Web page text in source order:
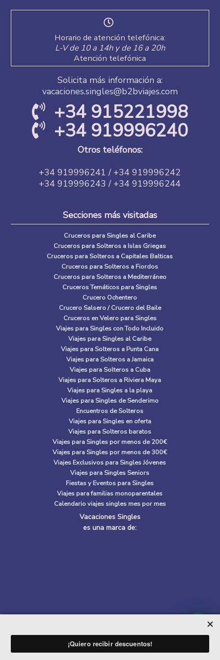
DE APUNTADOS
Horario de atención telefónica:
L-V de 10 a 14h y de 16 a 20h
Atención telefónica
Solicita más información a:
vacaciones.singles@b2bviajes.com
+34 915221998
+34 919996240
Otros teléfonos:
+34 919996241 / +34 919996242
+34 919996243 / +34 919996244
Secciones más visitadas
Cruceros para Singles al Caribe
Cruceros para Solteros a Islas Griegas
Cruceros para Solteros a Capitales Balticas
Cruceros para Solteros a Fiordos
Cruceros para Solteros a Mediterráneo
Cruceros Temáticos para Singles
Crucero Ochentero
Crucero Salsero / Crucero del Baile
Cruceros en Velero para Singles
Viajes para Singles con Todo Incluido
Viajes para Singles al Caribe
Viajes para Solteros a Punta Cana
Viajes para Solteros a Jamaica
Viajes para Solteros a Cuba
Viajes para Solteros a Riviera Maya
Viajes para Singles a la playa
Viajes para Singles de Senderimo
Encuentros de Solteros
Viajes para Singles en oferta
Viajes para Solteros baratos
Viajes para Singles por menos de 200€
Viajes para Singles por menos de 300€
Viajes Exclusivos para Singles Jóvenes
Viajes para Singles Seniors
Fiestas y Eventos para Singles
Viajes para familias monoparentales
Calendario viajes singles mes por mes
Vacaciones Singles
es una marca de:
Quiénes Somos|Política de privacidad|Política de cookies